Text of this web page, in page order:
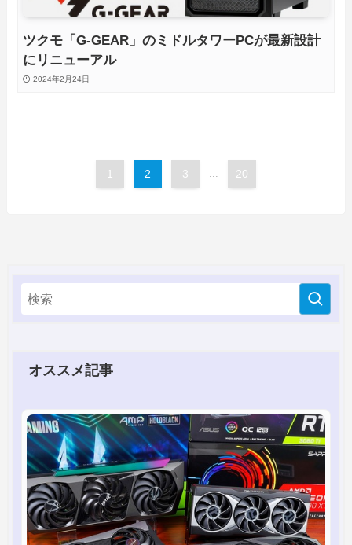
ツクモ「G-GEAR」のミドルタワーPCが最新設計
にリニューアル
2024年2月24日
1 2 3 ... 20
オススメ記事